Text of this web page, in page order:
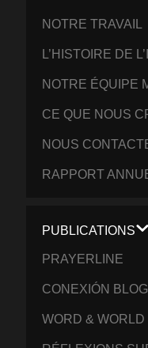
NOTRE TRAVAIL
L’HISTOIRE DE
NOTRE ÉQUIPE
CE QUE NOUS
NOUS
RAPPORT
PUBLICATIONS
PRAYERLINE
CONEXIÓN BLOG
WORD & WORLD